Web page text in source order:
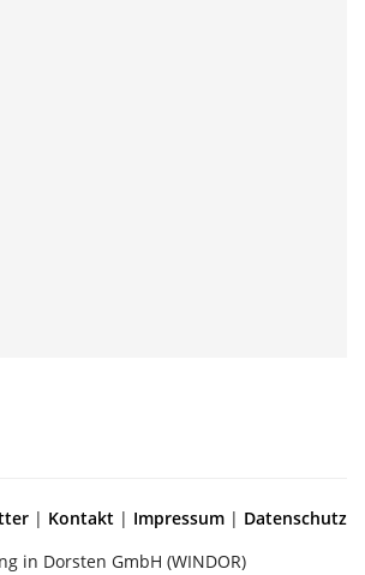
| Kontakt | Impressum | Datenschutz
in Dorsten GmbH (WINDOR)